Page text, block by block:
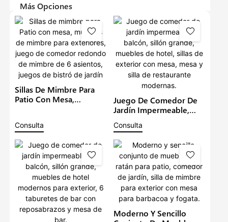
Más Opciones
Sillas De Mimbre Para
Patio Con Mesa,
De Comedor Redondo
De Mimbre De 6
Asientos, Juegos De
Bistró De Jardín
Consulta
Juego De Comedor De
Jardín Impermeable,
Balcón, Sillón Grande,
Muebles De Hotel, Sillas
De Exterior Con Mesa,
Mesa Y Silla De
Restaurante Modernas.
Consulta
Moderno Y Sencillo